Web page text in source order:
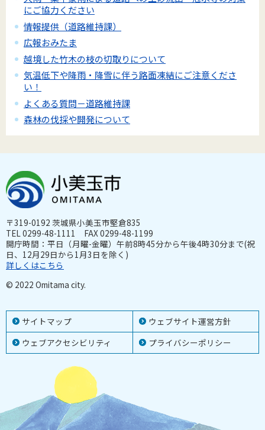
にご協力ください
情報提供（道路維持課）
広報おみたま
越境した⽵⽊の枝の切取りについて
気温低下や降雨・降雪に伴う路面凍結にご注意くださ
い！
よくある質問－道路維持課
森林の伐採や開発について
サイトマップ
ウェブサイト運営方針
ウェブアクセシビリティ
プライバシーポリシー
〒319-0192 茨城県小美玉市堅倉835
TEL 0299-48-1111 FAX 0299-48-1199
開庁時間：平日（月曜-金曜）午前8時45分から午後4時30分まで(祝
日、12月29日から1月3日を除く)
詳しくはこちら
© 2022 Omitama city.